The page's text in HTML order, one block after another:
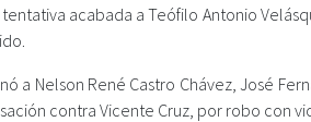
acabada a Teófilo Antonio
Nelson René Castro Chávez, José
contra Vicente Cruz, por robo con